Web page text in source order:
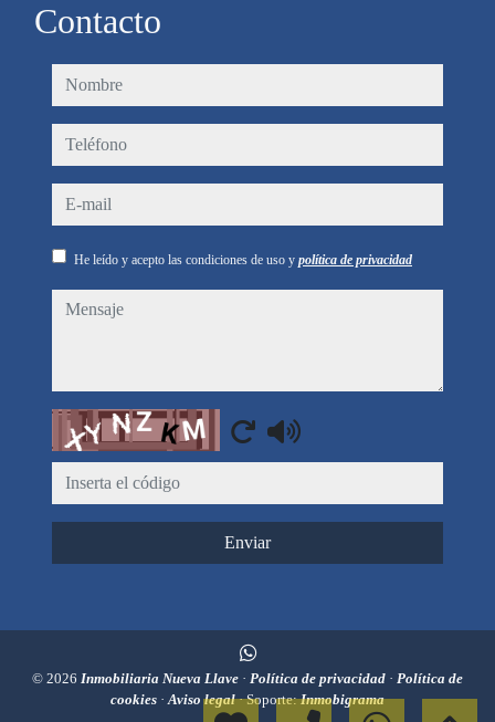
Contacto
nombre
teléfono
e-mail
He leído y acepto las condiciones de uso y política de privacidad
mensaje
Captcha
Enviar
© 2026 Inmobiliaria Nueva Llave · Política de privacidad · Política de
cookies ·Aviso legal· Soporte:Inmobigrama